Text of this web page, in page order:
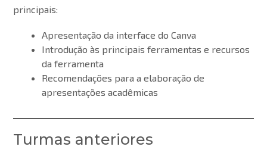
principais:
Apresentação da interface do Canva
Introdução às principais ferramentas e recursos
da ferramenta
Recomendações para a elaboração de
apresentações acadêmicas
Turmas anteriores